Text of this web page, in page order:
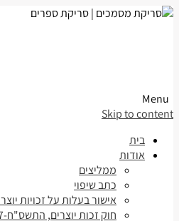
Skip to content
בית
אודות
ממליצים
כתב שיפוי
אישור בעלות על זכויות
חוק זכות יוצרים, התשס"ח-2007